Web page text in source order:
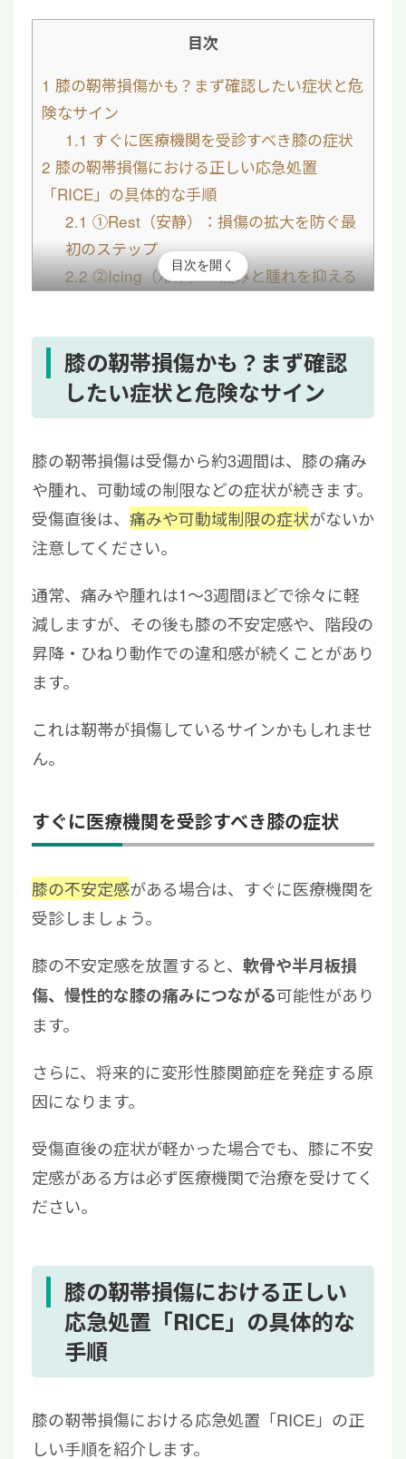
目次
1 膝の靭帯損傷かも？まず確認したい症状と危
険なサイン
1.1 すぐに医療機関を受診すべき膝の症状
2 膝の靭帯損傷における正しい応急処置
「RICE」の具体的な手順
2.1 ①Rest（安静）：損傷の拡大を防ぐ最
初のステップ
2.2⓶Icing（冷却）：痛みと腫れを抑える
れを最小限に
2.4 ④Elevation（挙上）：腫れを早くひか
ないこと
4応急処置の後はどうする？病院受診の目安と
流れ
5膝の靭帯損傷は最初の応急処置が重要
目次を開く
膝の靭帯損傷かも？まず確認
したい症状と危険なサイン
膝の靭帯損傷は受傷から約3週間は、膝の痛み
や腫れ、可動域の制限などの症状が続きます。
受傷直後は、 痛みや可動域制限の症状がないか
注意してください。
通常、痛みや腫れは1〜3週間ほどで徐々に軽
減しますが、その後も膝の不安定感や、階段の
昇降・ひねり動作での違和感が続くことがあり
ます。
これは靭帯が損傷しているサインかもしれませ
ん。
すぐに医療機関を受診すべき膝の症状
膝の不安定感がある場合は、すぐに医療機関を
受診しましょう。
膝の不安定感を放置すると、 軟骨や半月板損
傷、 慢性的な膝の痛みにつながる可能性があり
ます。
さらに、将来的に変形性膝関節症を発症する原
因になります。
受傷直後の症状が軽かった場合でも、膝に不安
定感がある方は必ず医療機関で治療を受けてく
ださい。
膝の靭帯損傷における正しい
応急処置「RICE」の具体的な
手順
膝の靭帯損傷における応急処置「RICE」の正
しい手順を紹介します。